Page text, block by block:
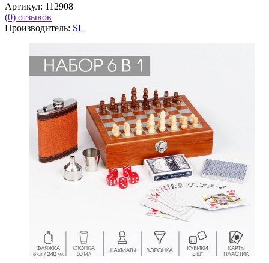
Артикул: 112908
(0) отзывов
Производитель: SL